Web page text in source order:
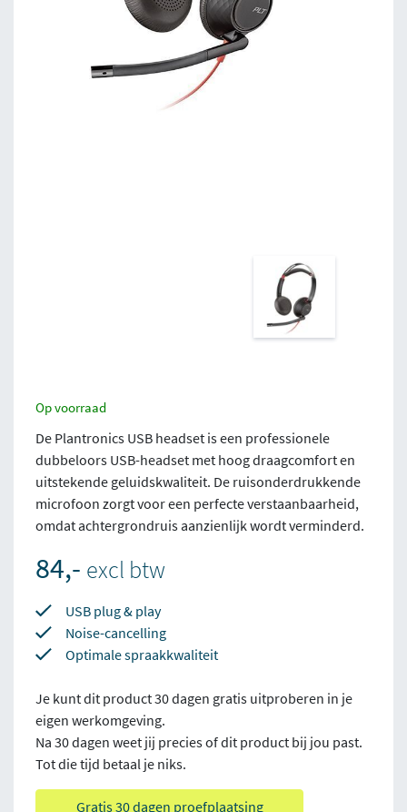
Op voorraad
De Plantronics USB headset is een professionele
dubbeloors USB-headset met hoog draagcomfort en
uitstekende geluidskwaliteit. De ruisonderdrukkende
microfoon zorgt voor een perfecte verstaanbaarheid,
omdat achtergrondruis aanzienlijk wordt verminderd.
84,- excl btw
USB plug & play
Noise-cancelling
Optimale spraakkwaliteit
Je kunt dit product 30 dagen gratis uitproberen in je
eigen werkomgeving.
Na 30 dagen weet jij precies of dit product bij jou past.
Tot die tijd betaal je niks.
Gratis 30 dagen proefplaatsing